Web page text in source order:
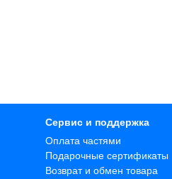
Сервис и поддержка
Оплата частями
Подарочные сертификаты
Возврат и обмен товара